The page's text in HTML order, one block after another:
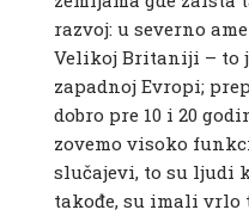
razvoj: u severno
Velikoj Britaniji – to
zapadnoj Evropi;
dobro pre 10 i 20
zovemo visoko
slučajevi, to su ljudi
takođe, su imali vrlo